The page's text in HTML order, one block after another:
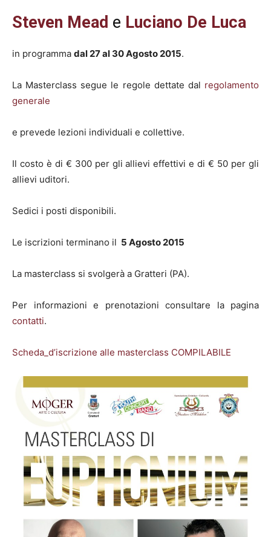
Steven Mead e Luciano De Luca
in programma dal 27 al 30 Agosto 2015.
La Masterclass segue le regole dettate dal regolamento
generale
e prevede lezioni individuali e collettive.
Il costo è di € 300 per gli allievi effettivi e di € 50 per gli
allievi uditori.
Sedici i posti disponibili.
Le iscrizioni terminano il 5 Agosto 2015
La masterclass si svolgerà a Gratteri (PA).
Per informazioni e prenotazioni consultare la pagina
contatti.
Scheda_d’iscrizione alle masterclass COMPILABILE